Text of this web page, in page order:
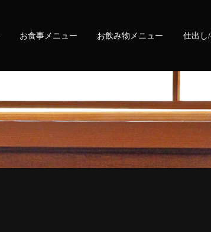
お食事メニュー お飲み物メニュー 仕出し